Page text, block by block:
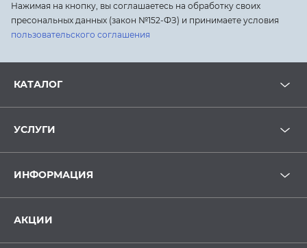
Нажимая на кнопку, вы соглашаетесь на обработку своих
пресональных данных (закон №152-ФЗ) и принимаете условия
пользовательского соглашения
КАТАЛОГ
УСЛУГИ
ИНФОРМАЦИЯ
АКЦИИ